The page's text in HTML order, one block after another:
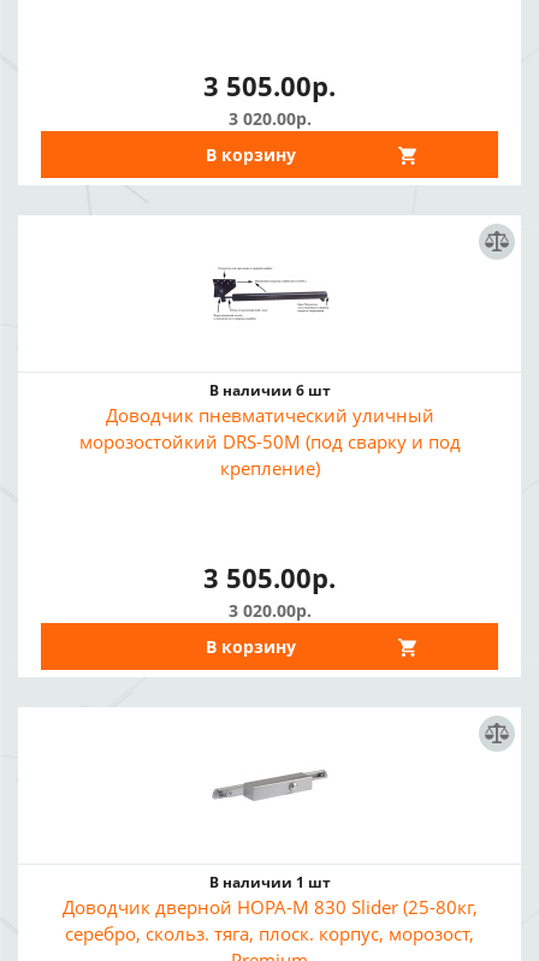
3 505.00р.
3 020.00р.
В корзину
В наличии 6 шт
Доводчик пневматический уличный
морозостойкий DRS-50M (под сварку и под
крепление)
3 505.00р.
3 020.00р.
В корзину
В наличии 1 шт
Доводчик дверной НОРА-М 830 Slider (25-80кг,
серебро, скольз. тяга, плоск. корпус, морозост,